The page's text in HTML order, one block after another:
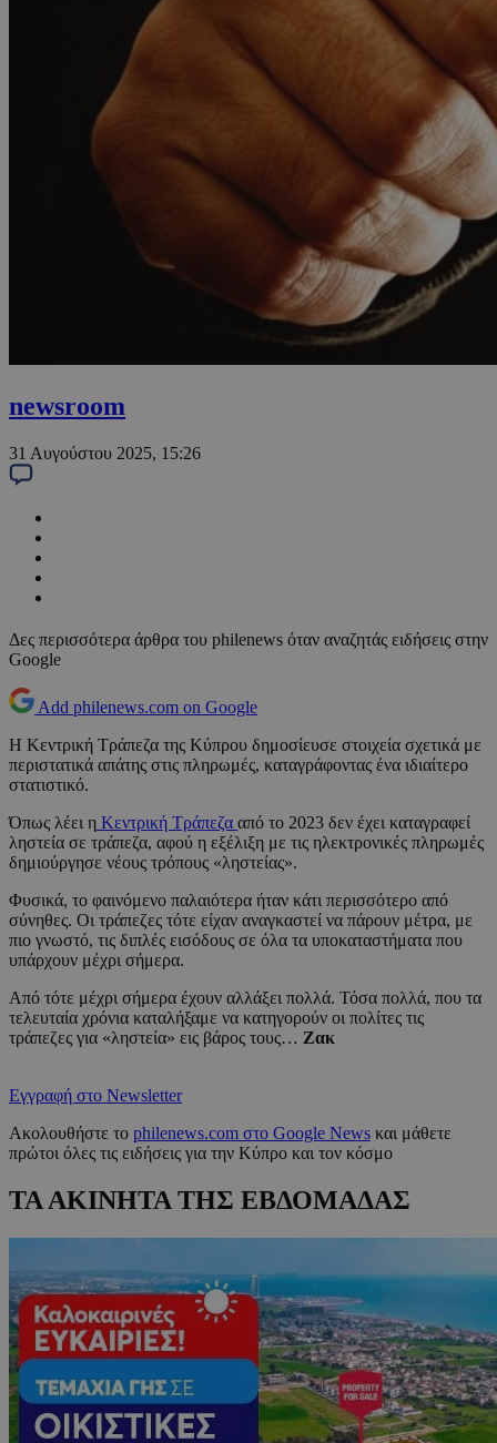
newsroom
31 Αυγούστου 2025, 15:26
Δες περισσότερα άρθρα του philenews όταν αναζητάς ειδήσεις στην
Google
Add philenews.com on Google
Η Κεντρική Τράπεζα της Κύπρου δημοσίευσε στοιχεία σχετικά με
περιστατικά απάτης στις πληρωμές, καταγράφοντας ένα ιδιαίτερο
στατιστικό.
Όπως λέει η Κεντρική Τράπεζα από το 2023 δεν έχει καταγραφεί
ληστεία σε τράπεζα, αφού η εξέλιξη με τις ηλεκτρονικές πληρωμές
δημιούργησε νέους τρόπους «ληστείας».
Φυσικά, το φαινόμενο παλαιότερα ήταν κάτι περισσότερο από
σύνηθες. Οι τράπεζες τότε είχαν αναγκαστεί να πάρουν μέτρα, με
πιο γνωστό, τις διπλές εισόδους σε όλα τα υποκαταστήματα που
υπάρχουν μέχρι σήμερα.
Από τότε μέχρι σήμερα έχουν αλλάξει πολλά. Τόσα πολλά, που τα
τελευταία χρόνια καταλήξαμε να κατηγορούν οι πολίτες τις
τράπεζες για «ληστεία» εις βάρος τους… Ζακ
Εγγραφή στο Newsletter
Ακολουθήστε το philenews.com στο Google News και μάθετε
πρώτοι όλες τις ειδήσεις για την Κύπρο και τον κόσμο
ΤΑ ΑΚΙΝΗΤΑ ΤΗΣ ΕΒΔΟΜΑΔΑΣ